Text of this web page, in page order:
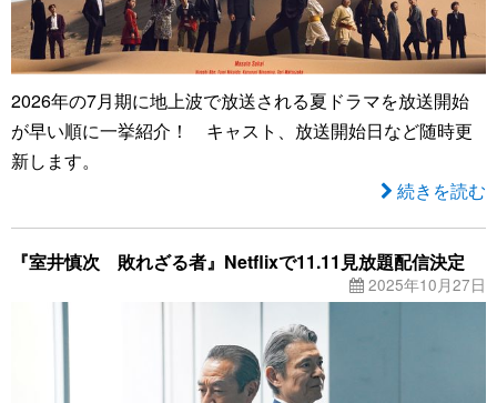
2026年の7月期に地上波で放送される夏ドラマを放送開始
が早い順に一挙紹介！ キャスト、放送開始日など随時更
新します。
続きを読む
『室井慎次 敗れざる者』Netflixで11.11見放題配信決定
2025年10月27日